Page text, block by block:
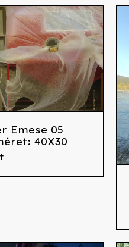
Emese 05
40X30